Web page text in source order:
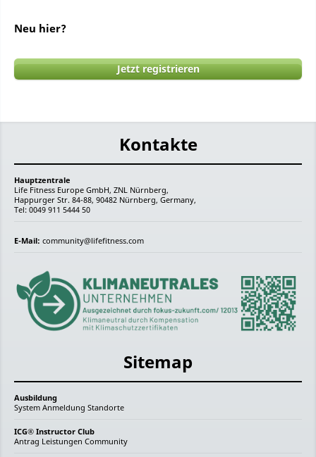
Neu hier?
Jetzt registrieren
Kontakte
Hauptzentrale
Life Fitness Europe GmbH, ZNL Nürnberg,
Happurger Str. 84-88, 90482 Nürnberg, Germany,
Tel: 0049 911 5444 50
E-Mail: community@lifefitness.com
Sitemap
Ausbildung
System Anmeldung Standorte
ICG® Instructor Club
Antrag Leistungen Community